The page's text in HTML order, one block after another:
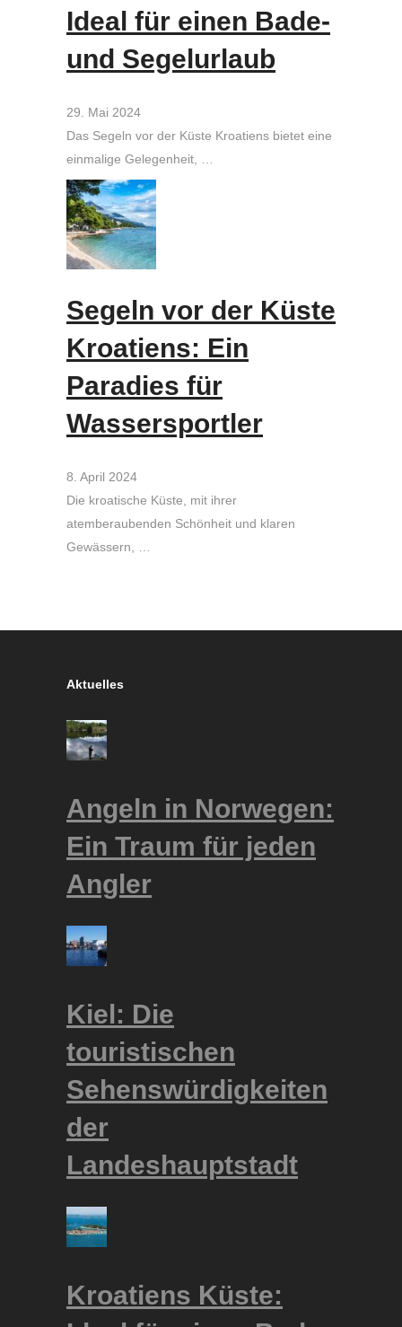
Ideal für einen Bade-
und Segelurlaub
29. Mai 2024
Das Segeln vor der Küste Kroatiens bietet eine
einmalige Gelegenheit, …
Segeln vor der Küste
Kroatiens: Ein
Paradies für
Wassersportler
8. April 2024
Die kroatische Küste, mit ihrer
atemberaubenden Schönheit und klaren
Gewässern, …
Aktuelles
Angeln in Norwegen:
Ein Traum für jeden
Angler
Kiel: Die
touristischen
Sehenswürdigkeiten
der
Landeshauptstadt
Kroatiens Küste: